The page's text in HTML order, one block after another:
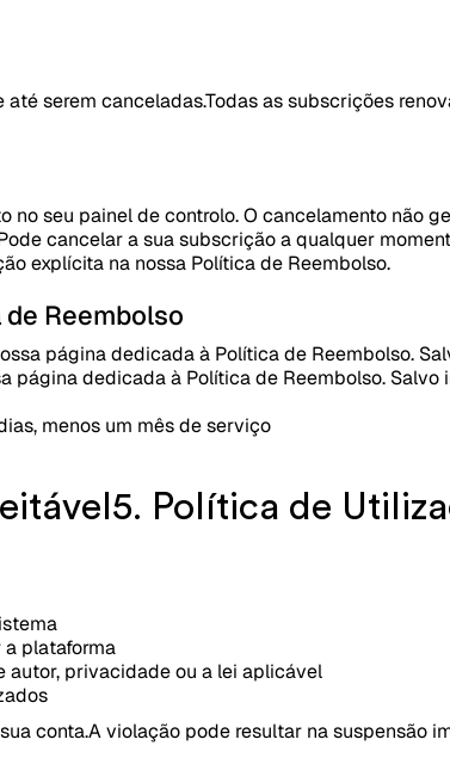
serem canceladas.Todas as subscrições
seu painel de controlo. O cancelamento não
cancelar a sua subscrição a qualquer
explícita na nossa Política de Reembolso.
Reembolso
página dedicada à Política de Reembolso.
página dedicada à Política de Reembolso. Salvo
menos um mês de serviço
5. Política de
plataforma
autor, privacidade ou a lei aplicável
conta.A violação pode resultar na suspensão